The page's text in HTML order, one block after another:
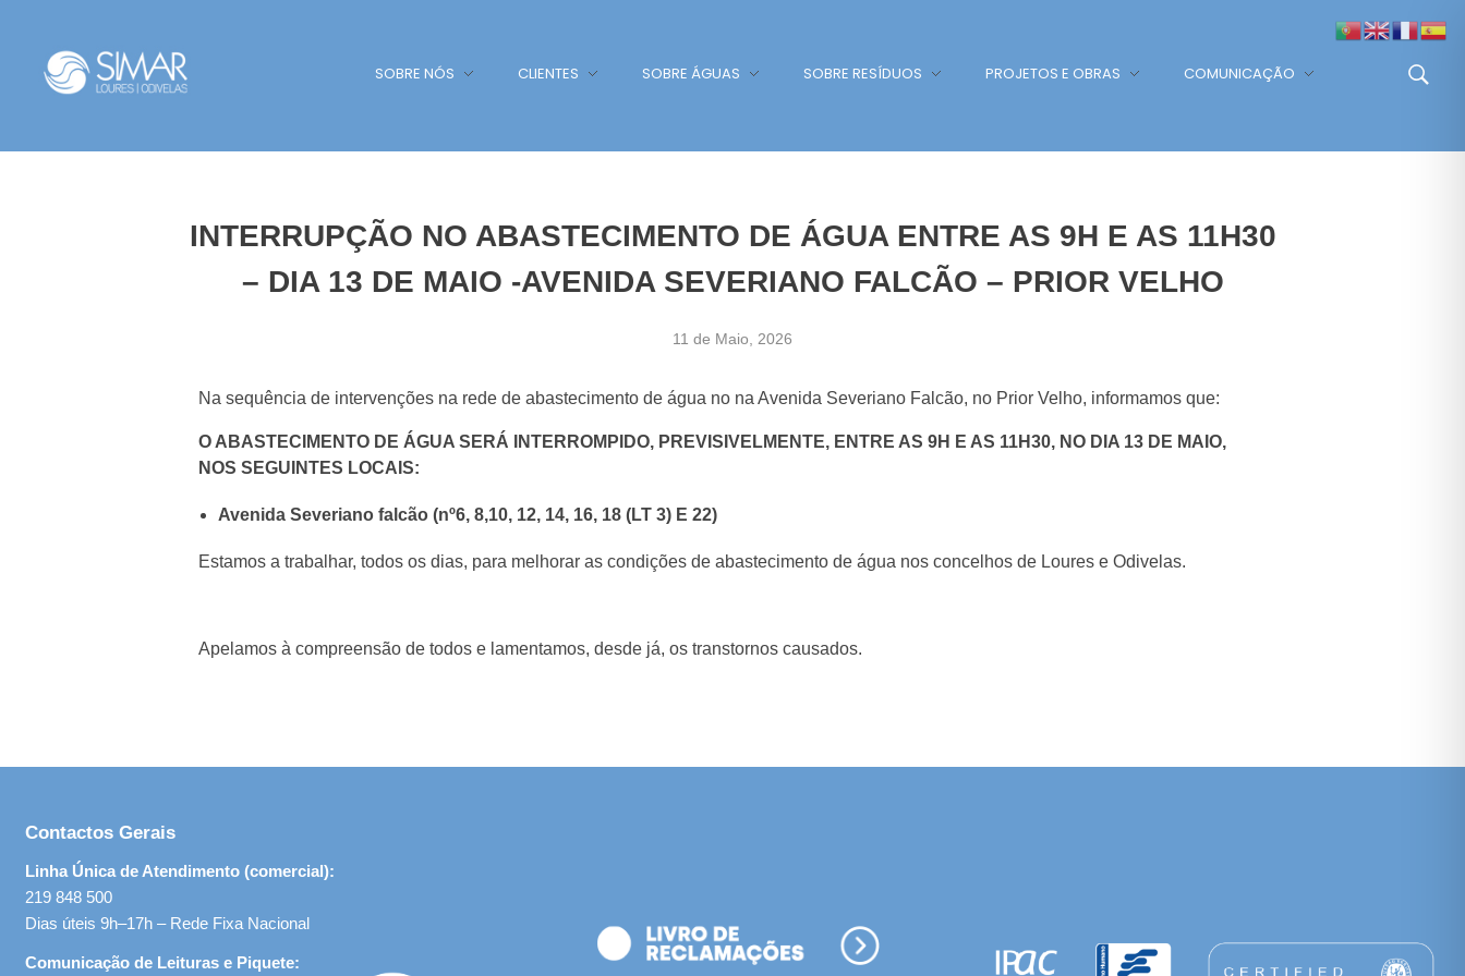
SOBRE NÓS CLIENTES SOBRE ÁGUAS SOBRE RESÍDUOS PROJETOS E OBRAS COMUNICAÇÃO
INTERRUPÇÃO NO ABASTECIMENTO DE ÁGUA ENTRE AS 9H E AS 11H30
– DIA 13 DE MAIO -AVENIDA SEVERIANO FALCÃO – PRIOR VELHO
11 de Maio, 2026
Na sequência de intervenções na rede de abastecimento de água no na Avenida Severiano Falcão, no Prior Velho, informamos que:
O ABASTECIMENTO DE ÁGUA SERÁ INTERROMPIDO, PREVISIVELMENTE, ENTRE AS 9H E AS 11H30, NO DIA 13 DE MAIO,
NOS SEGUINTES LOCAIS:
Avenida Severiano falcão (nº6, 8,10, 12, 14, 16, 18 (LT 3) E 22)
Estamos a trabalhar, todos os dias, para melhorar as condições de abastecimento de água nos concelhos de Loures e Odivelas.
Apelamos à compreensão de todos e lamentamos, desde já, os transtornos causados.
Contactos Gerais
Linha Única de Atendimento (comercial):
219 848 500
Dias úteis 9h–17h – Rede Fixa Nacional
Comunicação de Leituras e Piquete: